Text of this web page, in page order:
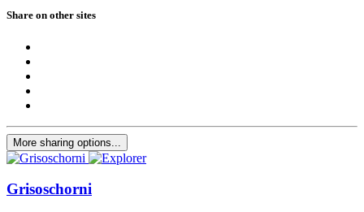
Share on other sites
More sharing options...
Grisoschorni